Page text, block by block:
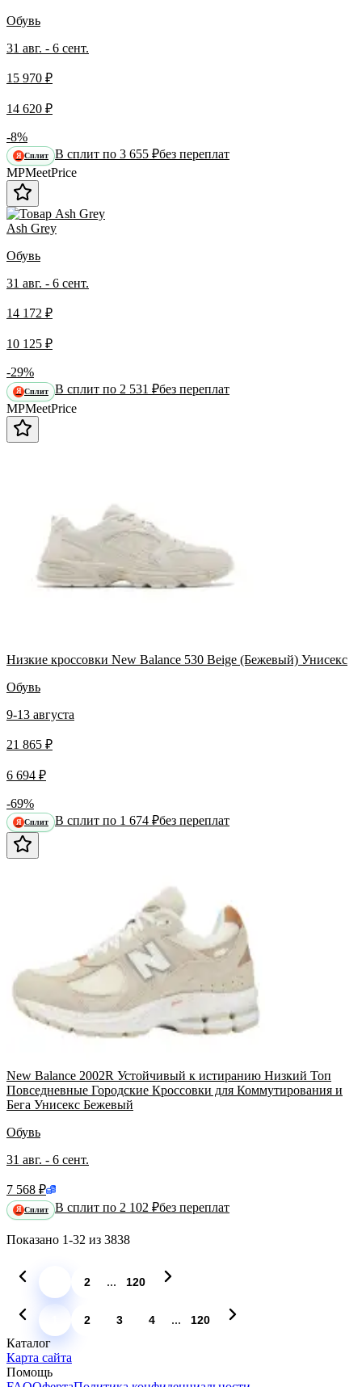
Обувь
31 авг. - 6 сент.
15 970 ₽
14 620 ₽
-8%
Я Сплит В сплит по 3 655 ₽без переплат
MPMeetPrice
Ash Grey
Обувь
31 авг. - 6 сент.
14 172 ₽
10 125 ₽
-29%
Я Сплит В сплит по 2 531 ₽без переплат
MPMeetPrice
Низкие кроссовки New Balance 530 Beige (Бежевый) Унисекс
Обувь
9-13 августа
21 865 ₽
6 694 ₽
-69%
Я Сплит В сплит по 1 674 ₽без переплат
New Balance 2002R Устойчивый к истиранию Низкий Топ
Повседневные Городские Кроссовки для Коммутирования и
Бега Унисекс Бежевый
Обувь
31 авг. - 6 сент.
7 568 ₽
Я Сплит В сплит по 2 102 ₽без переплат
Показано 1-32 из 3838
2 ... 120
2 3 4 ... 120
Каталог
Карта сайта
Помощь